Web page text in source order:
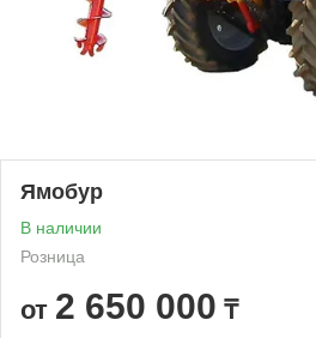
Ямобур
В наличии
Розница
от 2 650 000 ₸